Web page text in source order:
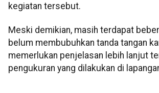
kegiatan tersebut.
Meski demikian, masih terdapat
belum membubuhkan tanda tangan
memerlukan penjelasan lebih lanjut
pengukuran yang dilakukan di